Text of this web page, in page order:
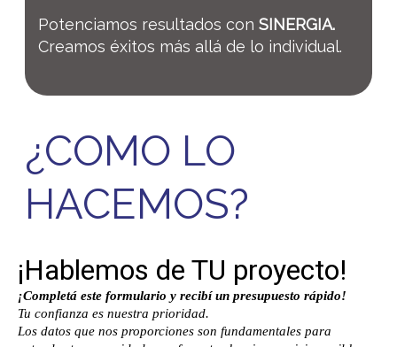
Potenciamos resultados con SINERGIA.
Creamos éxitos más allá de lo individual.
¿COMO LO
HACEMOS?